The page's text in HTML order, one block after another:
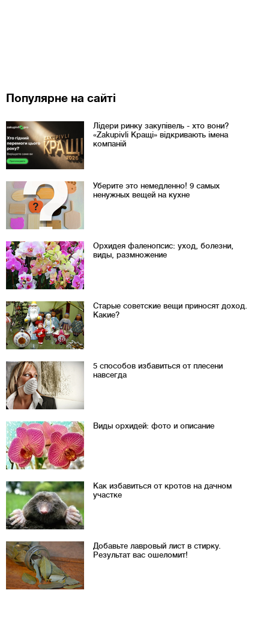
Популярне на сайті
Лідери ринку закупівель - хто вони?
«Zakupivli Кращі» відкривають імена
компаній
Уберите это немедленно! 9 самых
ненужных вещей на кухне
Орхидея фаленопсис: уход, болезни,
виды, размножение
Старые советские вещи приносят доход.
Какие?
5 способов избавиться от плесени
навсегда
Виды орхидей: фото и описание
Как избавиться от кротов на дачном
участке
Добавьте лавровый лист в стирку.
Результат вас ошеломит!